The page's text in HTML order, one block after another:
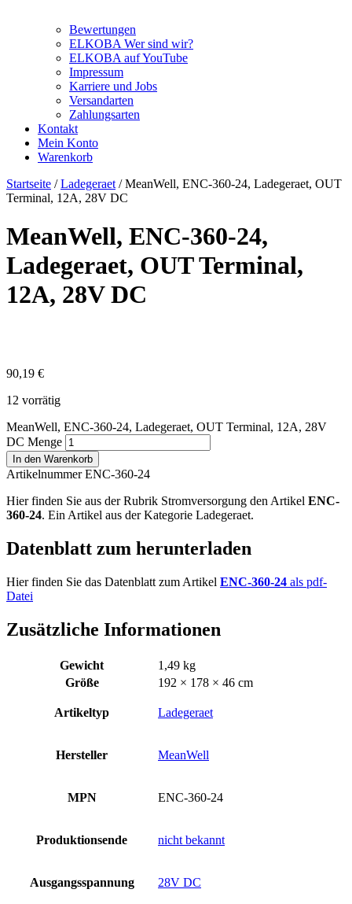
Bewertungen
ELKOBA Wer sind wir?
ELKOBA auf YouTube
Impressum
Karriere und Jobs
Versandarten
Zahlungsarten
Kontakt
Mein Konto
Warenkorb
Startseite /Ladegeraet / MeanWell, ENC-360-24, Ladegeraet, OUT
Terminal, 12A, 28V DC
MeanWell, ENC-360-24,
Ladegeraet, OUT Terminal,
12A, 28V DC
90,19 €
12 vorrätig
MeanWell, ENC-360-24, Ladegeraet, OUT Terminal, 12A, 28V
DC Menge
In den Warenkorb
Artikelnummer ENC-360-24
Hier finden Sie aus der Rubrik Stromversorgung den Artikel ENC-
360-24. Ein Artikel aus der Kategorie Ladegeraet.
Datenblatt zum herunterladen
Hier finden Sie das Datenblatt zum Artikel ENC-360-24 als pdf-
Datei
Zusätzliche Informationen
Gewicht
1,49 kg
Größe
192 × 178 × 46 cm
Artikeltyp Ladegeraet
Hersteller MeanWell
MPN ENC-360-24
Produktionsende nicht bekannt
Ausgangsspannung 28V DC